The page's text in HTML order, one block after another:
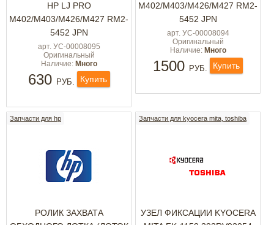
HP LJ PRO
M402/M403/M426/M427 RM2-
5452 JPN
арт. УС-00008095
Оригинальный
Наличие: Много
630 РУБ. Купить
M402/M403/M426/M427 RM2-
5452 JPN
арт. УС-00008094
Оригинальный
Наличие: Много
1500 РУБ. Купить
Запчасти для hp
РОЛИК ЗАХВАТА
Запчасти для kyocera mita, toshiba
УЗЕЛ ФИКСАЦИИ KYOCERA